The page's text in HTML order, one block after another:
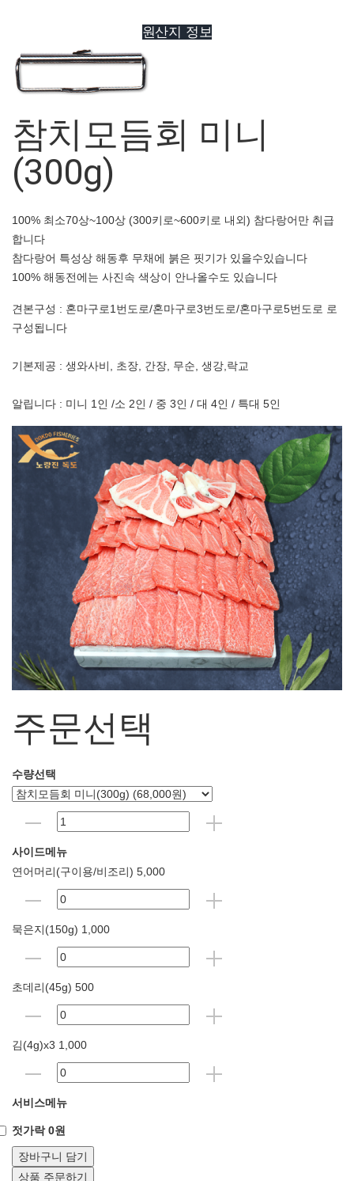
원산지 정보
참치모듬회 미니
(300g)
100% 최소70상~100상 (300키로~600키로 내외) 참다랑어만 취급
합니다
참다랑어 특성상 해동후 무채에 붉은 핏기가 있을수있습니다
100% 해동전에는 사진속 색상이 안나올수도 있습니다
견본구성 : 혼마구로1번도로/혼마구로3번도로/혼마구로5번도로 로
구성됩니다
기본제공 : 생와사비, 초장, 간장, 무순, 생강,락교
알립니다 : 미니 1인 /소 2인 / 중 3인 / 대 4인 / 특대 5인
주문선택
수량선택
사이드메뉴
연어머리(구이용/비조리) 5,000
묵은지(150g) 1,000
초데리(45g) 500
김(4g)x3 1,000
서비스메뉴
젓가락 0원
장바구니 담기
상품 주문하기